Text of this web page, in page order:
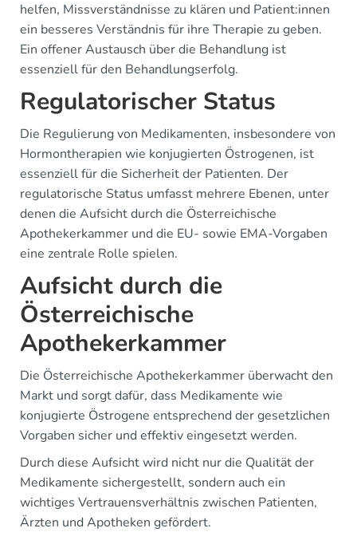
helfen, Missverständnisse zu klären und Patient:innen
ein besseres Verständnis für ihre Therapie zu geben.
Ein offener Austausch über die Behandlung ist
essenziell für den Behandlungserfolg.
Regulatorischer Status
Die Regulierung von Medikamenten, insbesondere von
Hormontherapien wie konjugierten Östrogenen, ist
essenziell für die Sicherheit der Patienten. Der
regulatorische Status umfasst mehrere Ebenen, unter
denen die Aufsicht durch die Österreichische
Apothekerkammer und die EU- sowie EMA-Vorgaben
eine zentrale Rolle spielen.
Aufsicht durch die
Österreichische
Apothekerkammer
Die Österreichische Apothekerkammer überwacht den
Markt und sorgt dafür, dass Medikamente wie
konjugierte Östrogene entsprechend der gesetzlichen
Vorgaben sicher und effektiv eingesetzt werden.
Durch diese Aufsicht wird nicht nur die Qualität der
Medikamente sichergestellt, sondern auch ein
wichtiges Vertrauensverhältnis zwischen Patienten,
Ärzten und Apotheken gefördert.